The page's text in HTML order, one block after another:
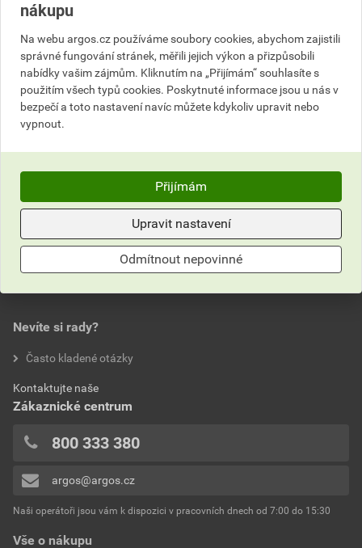
Číslo položky:
Popis
Cimco
Druh příslušenství Jiné
Příslušenství Ano
Náhradní díl
Hodnocení
0,0
hodnotilo 0 uživatelů
Přidávat hodnocení může pouze přihlášený uživatel.
Vše o nákupu
Nevíte si rady?
Často kladené otázky
Kontaktujte naše
Zákaznické centrum
800 333 380
argos@argos.cz
Naši operátoři jsou vám k dispozici v pracovních dnech od 7:00 do 15:30
nákupu
Na webu argos.cz používáme soubory cookies, abychom zajistili
správné fungování stránek, měřili jejich výkon a přizpůsobili
nabídky vašim zájmům. Kliknutím na „Přijímám“ souhlasíte s
použitím všech typů cookies. Poskytnuté informace jsou u nás v
bezpečí a toto nastavení navíc můžete kdykoliv upravit nebo
vypnout.
Přijímám
Upravit nastavení
Odmítnout nepovinné